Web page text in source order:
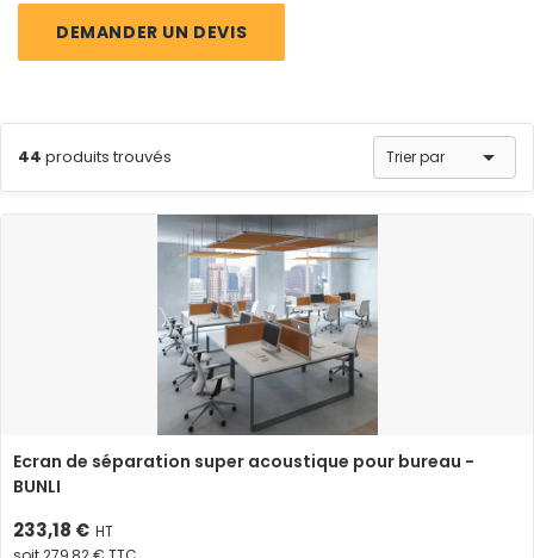
modèle articulé, qui s’adapte à des postes de tailles variées, et
choisissez une capacité d’occultation cohérente avec votre
activité.
DEMANDER UN DEVIS
44 produits trouvés Trier par 
Ecran de séparation super acoustique pour bureau -
BUNLI
Prix
233,18 € HT